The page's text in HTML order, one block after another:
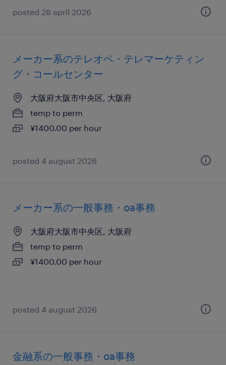
posted 28 april 2026
メーカー系のテレオペ・テレマーケティン
グ・コールセンター
大阪府大阪市中央区, 大阪府
temp to perm
¥1400.00 per hour
posted 4 august 2026
メーカー系の一般事務・oa事務
大阪府大阪市中央区, 大阪府
temp to perm
¥1400.00 per hour
posted 4 august 2026
金融系の一般事務・oa事務